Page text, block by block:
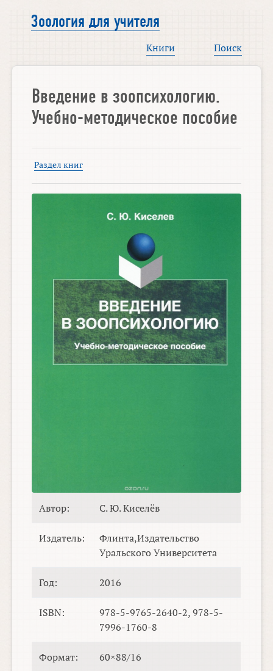
Зоология для учителя
Книги Поиск
Введение в зоопсихологию.
Учебно-методическое пособие
Раздел книг
Автор: С. Ю. Киселёв
Издатель:
Флинта,Издательство
Уральского Университета
Год: 2016
ISBN:
978-5-9765-2640-2, 978-5-
7996-1760-8
Формат: 60×88/16